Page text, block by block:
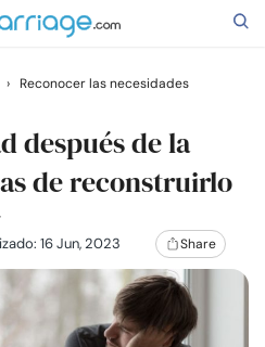
›
Reconocer las necesidades
después de la
de reconstruirlo
16 Jun, 2023 Share